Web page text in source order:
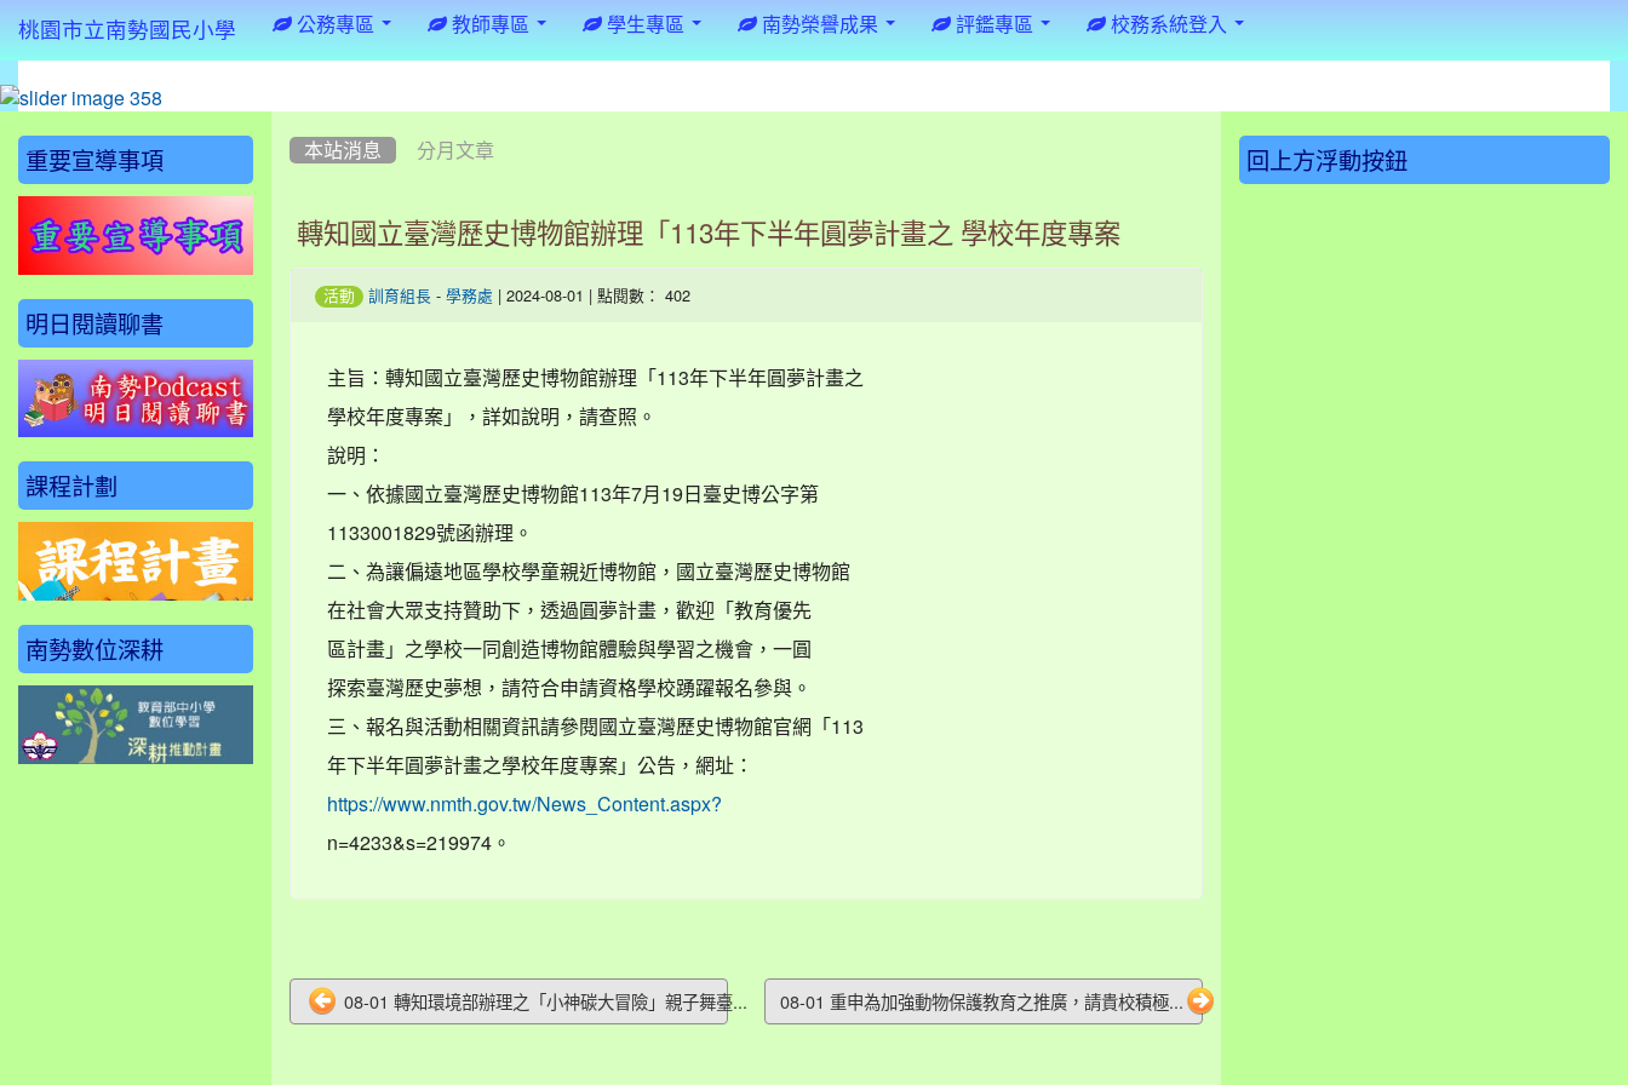
桃園市立南勢國民小學 公務專區 教師專區 學生專區 南勢榮譽成果 評鑑專區 校務系統登入
本站消息 分月文章
轉知國立臺灣歷史博物館辦理「113年下半年圓夢計畫之 學校年度專案
活動 訓育組長 - 學務處 | 2024-08-01 | 點閱數： 402
主旨：轉知國立臺灣歷史博物館辦理「113年下半年圓夢計畫之
學校年度專案」，詳如說明，請查照。
說明：
一、依據國立臺灣歷史博物館113年7月19日臺史博公字第
1133001829號函辦理。
二、為讓偏遠地區學校學童親近博物館，國立臺灣歷史博物館
在社會大眾支持贊助下，透過圓夢計畫，歡迎「教育優先
區計畫」之學校一同創造博物館體驗與學習之機會，一圓
探索臺灣歷史夢想，請符合申請資格學校踴躍報名參與。
三、報名與活動相關資訊請參閱國立臺灣歷史博物館官網「113
年下半年圓夢計畫之學校年度專案」公告，網址：
https://www.nmth.gov.tw/News_Content.aspx?
n=4233&s=219974。
08-01 轉知環境部辦理之「小神碳大冒險」親子舞臺... 08-01 重申為加強動物保護教育之推廣，請貴校積極...
::: 重要宣導事項
明日閱讀聊書
課程計劃
南勢數位深耕
::: 回上方浮動按鈕